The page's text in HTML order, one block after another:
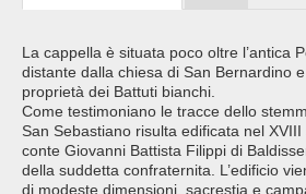
La cappella è situata poco oltre l’antica
distante dalla chiesa di San Bernardino
proprietà dei Battuti bianchi.
Come testimoniano le tracce dello
San Sebastiano risulta edificata nel
conte Giovanni Battista Filippi di
della suddetta confraternita. L’edificio
di modeste dimensioni, sacrestia e